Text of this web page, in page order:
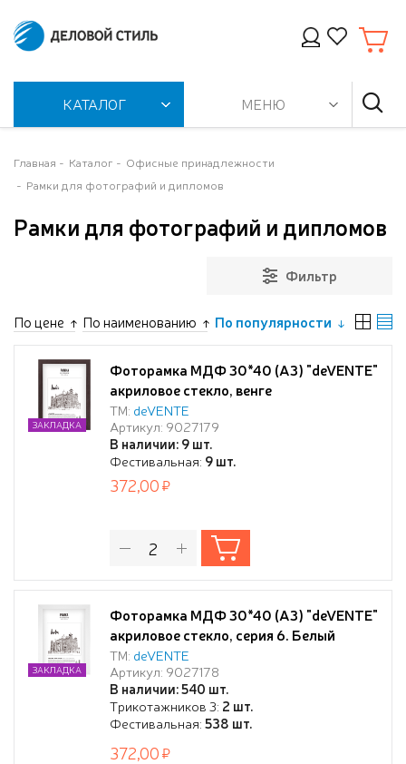
КАТАЛОГ МЕНЮ
Главная Каталог
Офисные принадлежности
Рамки для фотографий и дипломов
Рамки для фотографий и дипломов
Фильтр
По цене По наименованию По популярности
Фоторамка МДФ 30*40 (А3) "deVENTE"
акриловое стекло, венге
ТМ: deVENTE
Артикул: 9027179
В наличии: 9 шт.
Фестивальная: 9 шт.
ЗАКЛАДКА
372,00
Фоторамка МДФ 30*40 (А3) "deVENTE"
акриловое стекло, серия 6. Белый
ТМ: deVENTE
Артикул: 9027178
В наличии: 540 шт.
Трикотажников 3: 2 шт.
Фестивальная:538 шт.
ЗАКЛАДКА
372,00